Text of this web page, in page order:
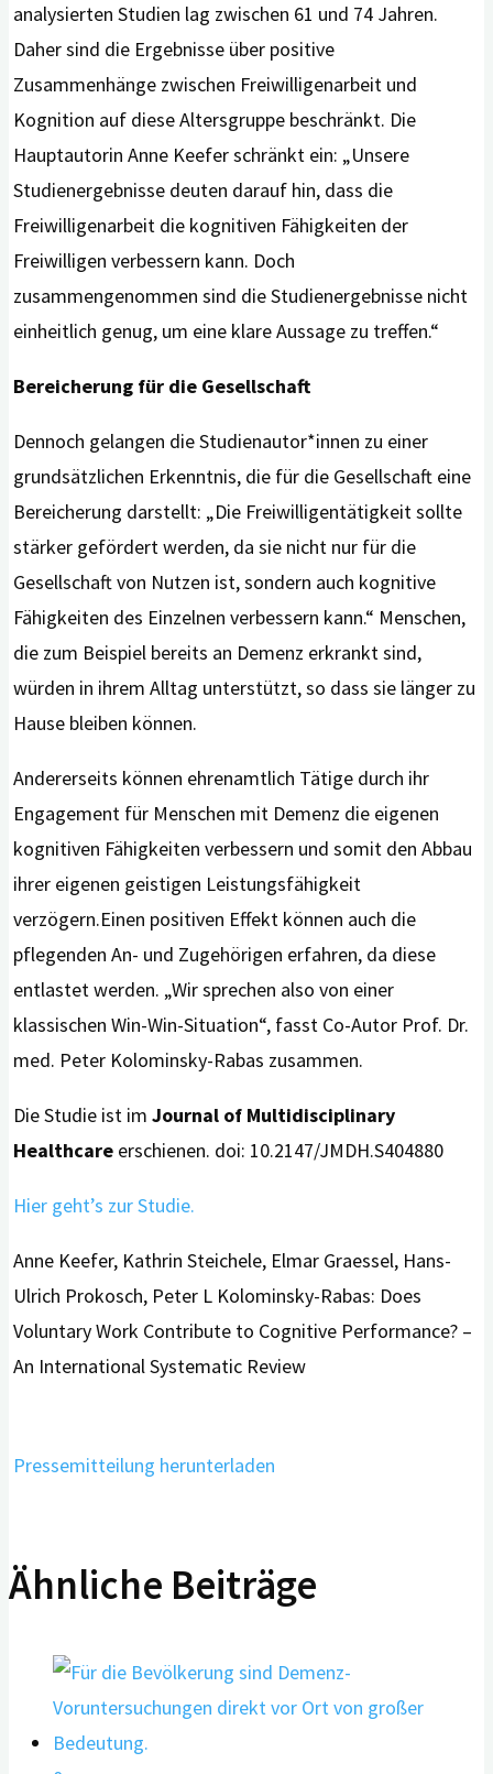
analysierten Studien lag zwischen 61 und 74 Jahren.
Daher sind die Ergebnisse über positive
Zusammenhänge zwischen Freiwilligenarbeit und
Kognition auf diese Altersgruppe beschränkt. Die
Hauptautorin Anne Keefer schränkt ein: „Unsere
Studienergebnisse deuten darauf hin, dass die
Freiwilligenarbeit die kognitiven Fähigkeiten der
Freiwilligen verbessern kann. Doch
zusammengenommen sind die Studienergebnisse nicht
einheitlich genug, um eine klare Aussage zu treffen.“
Bereicherung für die Gesellschaft
Dennoch gelangen die Studienautor*innen zu einer
grundsätzlichen Erkenntnis, die für die Gesellschaft eine
Bereicherung darstellt: „Die Freiwilligentätigkeit sollte
stärker gefördert werden, da sie nicht nur für die
Gesellschaft von Nutzen ist, sondern auch kognitive
Fähigkeiten des Einzelnen verbessern kann.“ Menschen,
die zum Beispiel bereits an Demenz erkrankt sind,
würden in ihrem Alltag unterstützt, so dass sie länger zu
Hause bleiben können.
Andererseits können ehrenamtlich Tätige durch ihr
Engagement für Menschen mit Demenz die eigenen
kognitiven Fähigkeiten verbessern und somit den Abbau
ihrer eigenen geistigen Leistungsfähigkeit
verzögern.Einen positiven Effekt können auch die
pflegenden An- und Zugehörigen erfahren, da diese
entlastet werden. „Wir sprechen also von einer
klassischen Win-Win-Situation“, fasst Co-Autor Prof. Dr.
med. Peter Kolominsky-Rabas zusammen.
Die Studie ist imJournal of Multidisciplinary
Healthcare erschienen. doi: 10.2147/JMDH.S404880
Hier geht’s zur Studie.
Anne Keefer, Kathrin Steichele, Elmar Graessel, Hans-
Ulrich Prokosch, Peter L Kolominsky-Rabas: Does
Voluntary Work Contribute to Cognitive Performance? –
An International Systematic Review
Pressemitteilung herunterladen
Ähnliche Beiträge